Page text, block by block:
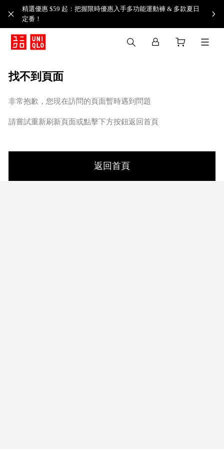
精選優惠 $59 起：把握限時優惠入手多功能運動褲 & 多款夏日
定番！​
找不到頁面
非常抱歉，您現在訪問的頁面暫時遇到問題
請嘗試重新刷新頁面或點擊下方按鈕返回首頁
返回首頁